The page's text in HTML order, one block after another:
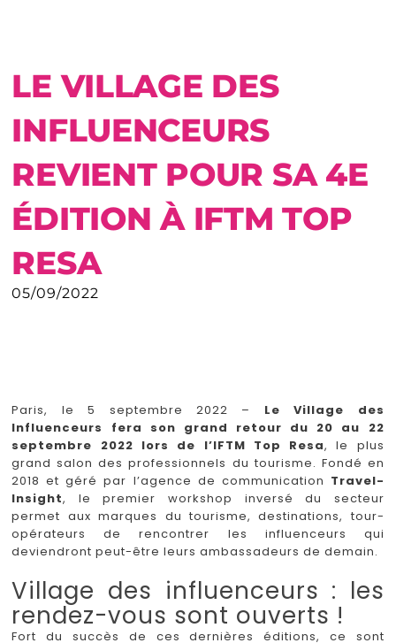
LE VILLAGE DES
INFLUENCEURS
REVIENT POUR SA 4E
ÉDITION À IFTM TOP
RESA
05/09/2022
Paris, le 5 septembre 2022 – Le Village des
Influenceurs fera son grand retour du 20 au 22
septembre 2022 lors de l’IFTM Top Resa, le plus
grand salon des professionnels du tourisme. Fondé en
2018 et géré par l’agence de communication Travel-
Insight, le premier workshop inversé du secteur
permet aux marques du tourisme, destinations, tour-
opérateurs de rencontrer les influenceurs qui
deviendront peut-être leurs ambassadeurs de demain.
Village des influenceurs : les
rendez-vous sont ouverts !
Fort du succès de ces dernières éditions, ce sont